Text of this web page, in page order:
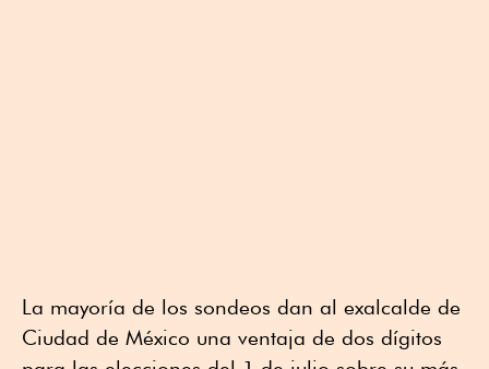
La mayoría de los sondeos dan al exalcalde de
Ciudad de México una ventaja de dos dígitos